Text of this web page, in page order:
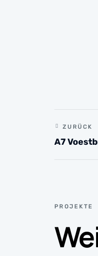
ZURÜCK
A7
PROJEKTE